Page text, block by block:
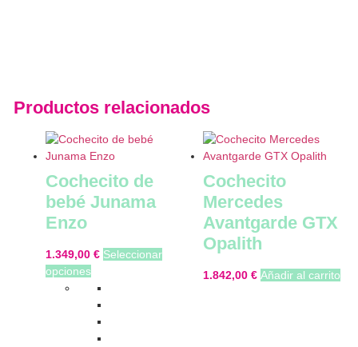
Productos relacionados
Cochecito de
bebé Junama
Enzo
1.349,00 € Seleccionar
opciones
Cochecito
Mercedes
Avantgarde GTX
Opalith
1.842,00 € Añadir al carrito